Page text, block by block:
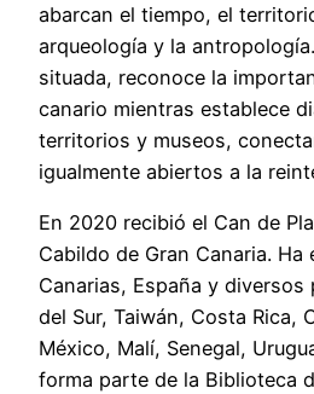
abarcan el tiempo, el
arqueología y la
situada, reconoce la
canario mientras establece
territorios y museos,
igualmente abiertos a la
En 2020 recibió el Can de
Cabildo de Gran Canaria. Ha
Canarias, España y diversos
del Sur, Taiwán, Costa Rica,
México, Malí, Senegal,
forma parte de la Biblioteca